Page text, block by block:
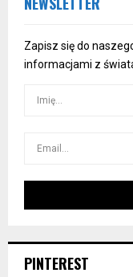
Zapisz się do
informacjami z
PINTEREST